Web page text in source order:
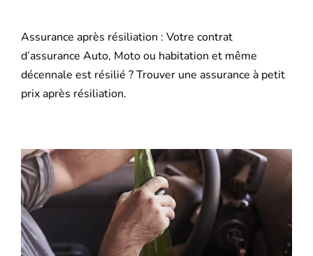
Assurance moto
Assurance habitation
Assurance Décennale
Blog
Assurance après résiliation : Votre contrat
d’assurance Auto, Moto ou habitation et même
décennale est résilié ? Trouver une assurance à petit
prix après résiliation.
S’assurer après une suspension de